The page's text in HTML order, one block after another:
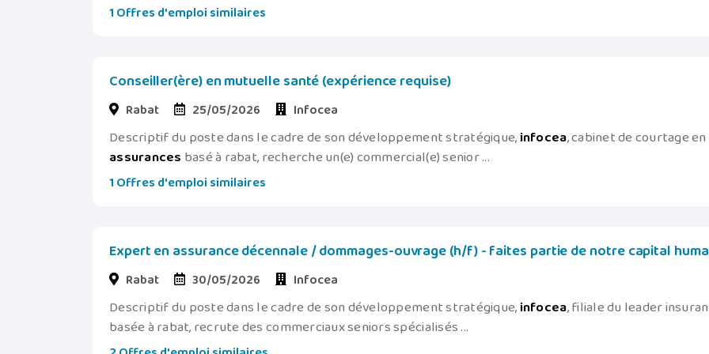
1 Offres d'emploi similaires
Conseiller(ère) en mutuelle santé (expérience requise)
Rabat 25/05/2026 Infocea
Descriptif du poste dans le cadre de son développement stratégique,infocea, cabinet de courtage en
assurances basé à rabat, recherche un(e) commercial(e) senior ...
1 Offres d'emploi similaires
Expert en assurance décennale / dommages-ouvrage (h/f) - faites partie de notre capital
Rabat 30/05/2026 Infocea
Descriptif du poste dans le cadre de son développement stratégique,infocea, filiale du leader
basée à rabat, recrute des commerciaux seniors spécialisés ...